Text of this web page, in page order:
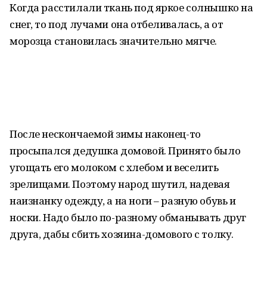
Когда расстилали ткань под яркое солнышко на
снег, то под лучами она отбеливалась, а от
морозца становилась значительно мягче.
После нескончаемой зимы наконец-то
просыпался дедушка домовой. Принято было
угощать его молоком с хлебом и веселить
зрелищами. Поэтому народ шутил, надевая
наизнанку одежду, а на ноги – разную обувь и
носки. Надо было по-разному обманывать друг
друга, дабы сбить хозяина-домового с толку.